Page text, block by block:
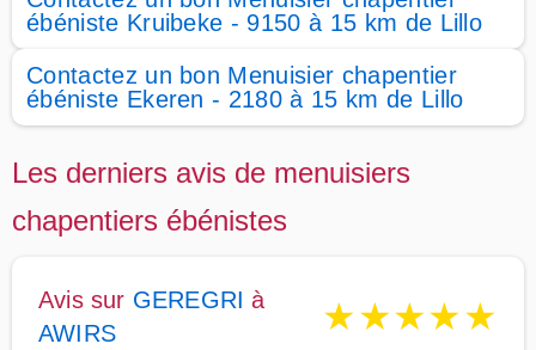
ébéniste Kruibeke - 9150 à 15 km de Lillo
Contactez un bon Menuisier chapentier
ébéniste Ekeren - 2180 à 15 km de Lillo
Les derniers avis de menuisiers
chapentiers ébénistes
Avis sur GEREGRI à
AWIRS
★★★★★